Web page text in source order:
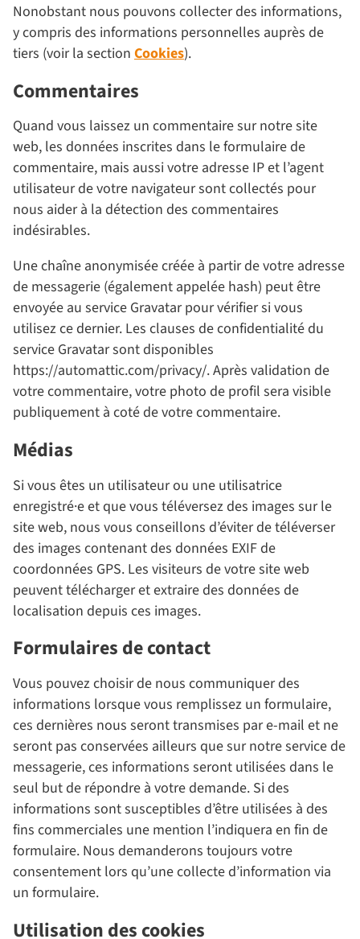
Nonobstant nous pouvons collecter des informations,
y compris des informations personnelles auprès de
tiers (voir la section Cookies).
Commentaires
Quand vous laissez un commentaire sur notre site
web, les données inscrites dans le formulaire de
commentaire, mais aussi votre adresse IP et l’agent
utilisateur de votre navigateur sont collectés pour
nous aider à la détection des commentaires
indésirables.
Une chaîne anonymisée créée à partir de votre adresse
de messagerie (également appelée hash) peut être
envoyée au service Gravatar pour vérifier si vous
utilisez ce dernier. Les clauses de confidentialité du
service Gravatar sont disponibles
https://automattic.com/privacy/. Après validation de
votre commentaire, votre photo de profil sera visible
publiquement à coté de votre commentaire.
Médias
Si vous êtes un utilisateur ou une utilisatrice
enregistré·e et que vous téléversez des images sur le
site web, nous vous conseillons d’éviter de téléverser
des images contenant des données EXIF de
coordonnées GPS. Les visiteurs de votre site web
peuvent télécharger et extraire des données de
localisation depuis ces images.
Formulaires de contact
Vous pouvez choisir de nous communiquer des
informations lorsque vous remplissez un formulaire,
ces dernières nous seront transmises par e-mail et ne
seront pas conservées ailleurs que sur notre service de
messagerie, ces informations seront utilisées dans le
seul but de répondre à votre demande. Si des
informations sont susceptibles d’être utilisées à des
fins commerciales une mention l’indiquera en fin de
formulaire. Nous demanderons toujours votre
consentement lors qu’une collecte d’information via
un formulaire.
Utilisation des cookies